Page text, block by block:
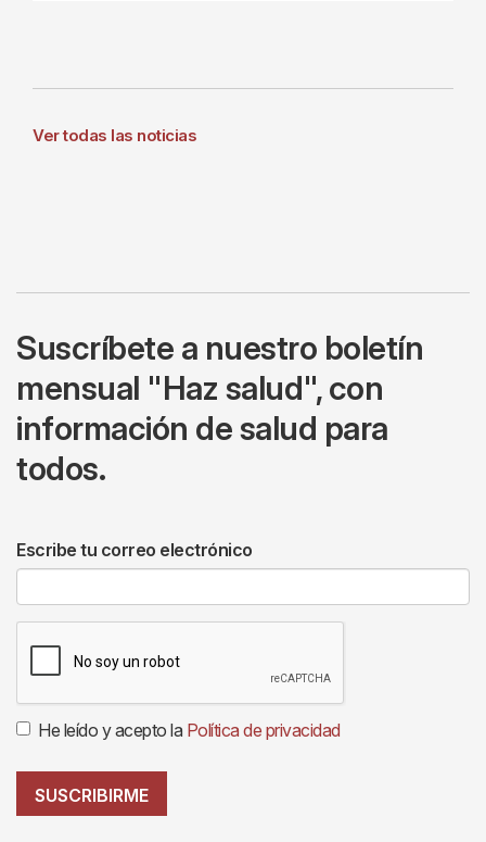
Ver todas las noticias
Suscríbete a nuestro boletín
mensual "Haz salud", con
información de salud para
todos.
Escribe tu correo electrónico
He leído y acepto la Política de privacidad
SUSCRIBIRME